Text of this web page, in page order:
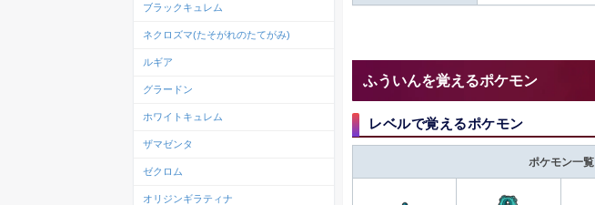
ふういんを覚えるポケモン
レベルで覚えるポケモン
ポケモン一覧
ブラックキュレム
ネクロズマ(たそがれのたてがみ)
ルギア
グラードン
ホワイトキュレム
ザマゼンタ
ゼクロム
オリジンギラティナ